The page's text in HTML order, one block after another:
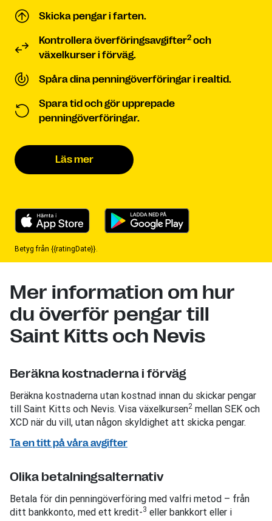
Skicka pengar i farten.
Kontrollera överföringsavgifter2 och
växelkurser i förväg.
Spåra dina penningöverföringar i realtid.
Spara tid och gör upprepade
penningöverföringar.
Läs mer
Betyg från {{ratingDate}}.
Mer information om hur
du överför pengar till
Saint Kitts och Nevis
Beräkna kostnaderna i förväg
Beräkna kostnaderna utan kostnad innan du skickar pengar
till Saint Kitts och Nevis. Visa växelkursen2 mellan SEK och
XCD när du vill, utan någon skyldighet att skicka pengar.
Ta en titt på våra avgifter
Olika betalningsalternativ
Betala för din penningöverföring med valfri metod – från
ditt bankkonto, med ett kredit-3 eller bankkort eller i